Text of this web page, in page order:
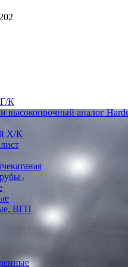
Г/К
высокопрочный аналог
Х/К
ВГП